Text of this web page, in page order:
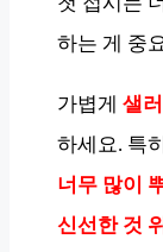
하는 게 중
가볍게 샐
하세요. 특
너무 많이
신선한 것